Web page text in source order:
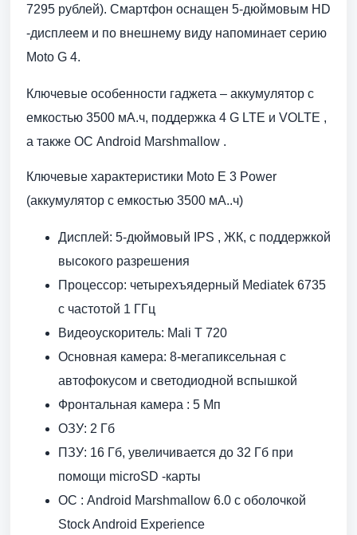
7295 рублей). Смартфон оснащен 5-дюймовым HD
-дисплеем и по внешнему виду напоминает серию
Moto G 4.
Ключевые особенности гаджета – аккумулятор с
емкостью 3500 мА.ч, поддержка 4 G LTE и VOLTE ,
а также ОС Android Marshmallow .
Ключевые характеристики Moto E 3 Power
(аккумулятор с емкостью 3500 мА..ч)
Дисплей: 5-дюймовый IPS , ЖК, с поддержкой
высокого разрешения
Процессор: четырехъядерный Mediatek 6735
с частотой 1 ГГц
Видеоускоритель: Mali T 720
Основная камера: 8-мегапиксельная с
автофокусом и светодиодной вспышкой
Фронтальная камера : 5 Мп
ОЗУ: 2 Гб
ПЗУ: 16 Гб, увеличивается до 32 Гб при
помощи microSD -карты
ОС : Android Marshmallow 6.0 c оболочкой
Stock Android Experience